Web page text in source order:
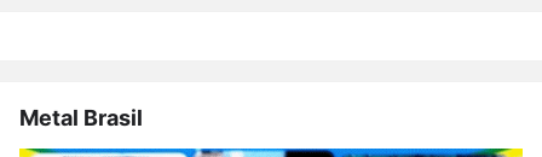
Metal Brasil